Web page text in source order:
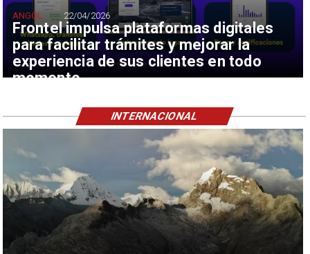
Frontel impulsa plataformas digitales
para facilitar trámites y mejorar la
experiencia de sus clientes en todo
momento
ANGOL 22/04/2026
INTERNACIONAL